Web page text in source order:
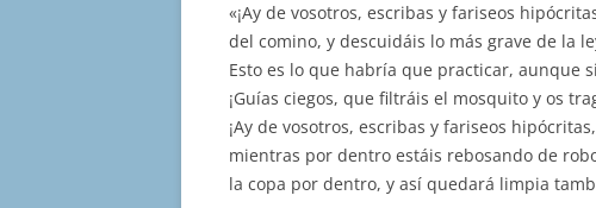
«¡Ay de vosotros, escribas y fariseos
del comino, y descuidáis lo más grave de la
Esto es lo que habría que practicar, aunque
¡Guías ciegos, que filtráis el mosquito y os
¡Ay de vosotros, escribas y fariseos
mientras por dentro estáis rebosando de
la copa por dentro, y así quedará limpia